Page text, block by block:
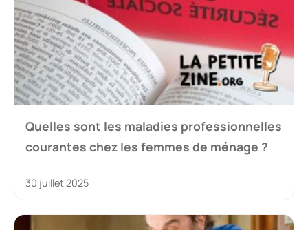
Quelles sont les maladies professionnelles
courantes chez les femmes de ménage ?
30 juillet 2025